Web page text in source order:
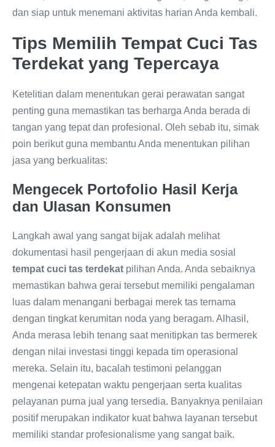
dan siap untuk menemani aktivitas harian Anda kembali.
Tips Memilih Tempat Cuci Tas
Terdekat yang Tepercaya
Ketelitian dalam menentukan gerai perawatan sangat
penting guna memastikan tas berharga Anda berada di
tangan yang tepat dan profesional. Oleh sebab itu, simak
poin berikut guna membantu Anda menentukan pilihan
jasa yang berkualitas:
Mengecek Portofolio Hasil Kerja
dan Ulasan Konsumen
Langkah awal yang sangat bijak adalah melihat
dokumentasi hasil pengerjaan di akun media sosial
tempat cuci tas terdekat pilihan Anda. Anda sebaiknya
memastikan bahwa gerai tersebut memiliki pengalaman
luas dalam menangani berbagai merek tas ternama
dengan tingkat kerumitan noda yang beragam. Alhasil,
Anda merasa lebih tenang saat menitipkan tas bermerek
dengan nilai investasi tinggi kepada tim operasional
mereka. Selain itu, bacalah testimoni pelanggan
mengenai ketepatan waktu pengerjaan serta kualitas
pelayanan purna jual yang tersedia. Banyaknya penilaian
positif merupakan indikator kuat bahwa layanan tersebut
memiliki standar profesionalisme yang sangat baik.